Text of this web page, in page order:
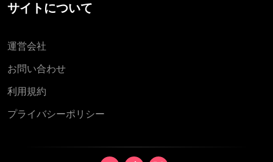
サイトについて
運営会社
お問い合わせ
利用規約
プライバシーポリシー